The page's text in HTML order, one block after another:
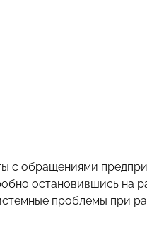
с обращениями
остановившись на
проблемы при